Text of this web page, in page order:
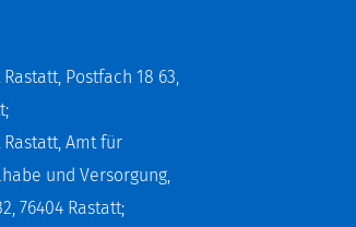
Postfach 18 63,
Amt für
und Versorgung,
76404 Rastatt;